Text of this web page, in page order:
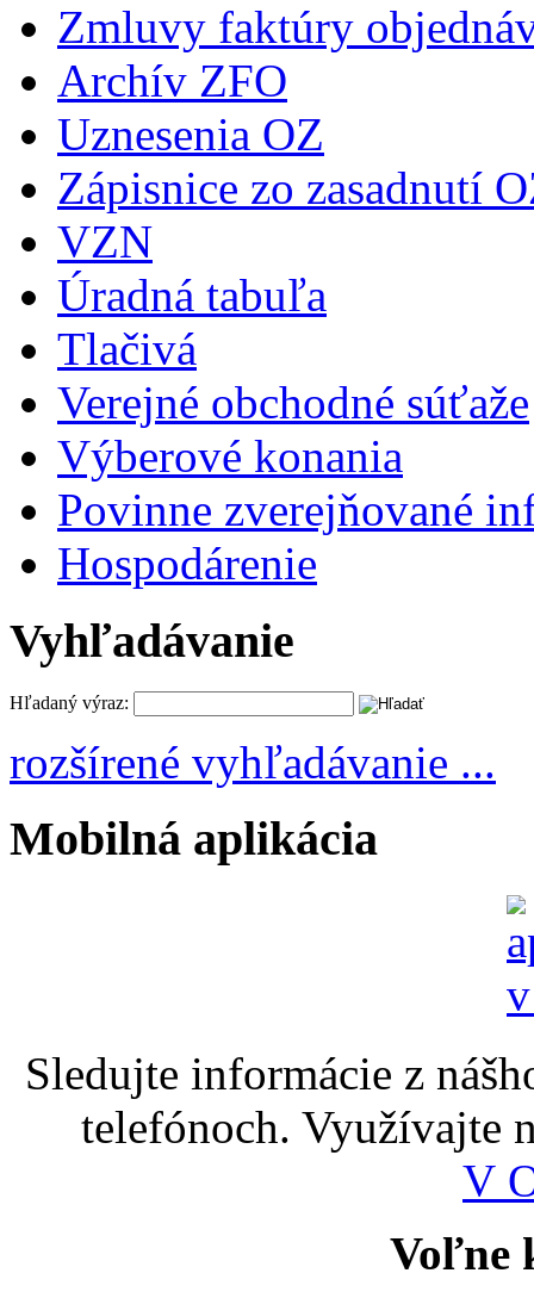
Zmluvy faktúry
Archív ZFO
Uznesenia OZ
Zápisnice zo zasadnutí
VZN
Úradná tabuľa
Tlačivá
Verejné obchodné súťaže
Výberové konania
Povinne zverejňované
Hospodárenie
Vyhľadávanie
Hľadaný výraz:
rozšírené vyhľadávanie ...
Mobilná aplikácia
Sledujte informácie z
telefónoch. Využívajte
V
Voľne